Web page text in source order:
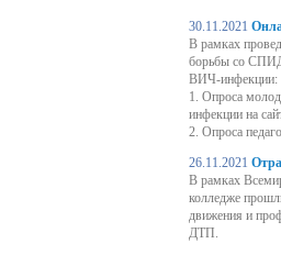
30.11.2021
В рамках
борьбы со
ВИЧ-инфекции:
1. Опроса
инфекции на
2. Опроса
26.11.2021
В рамках
колледже
движения и
ДТП.